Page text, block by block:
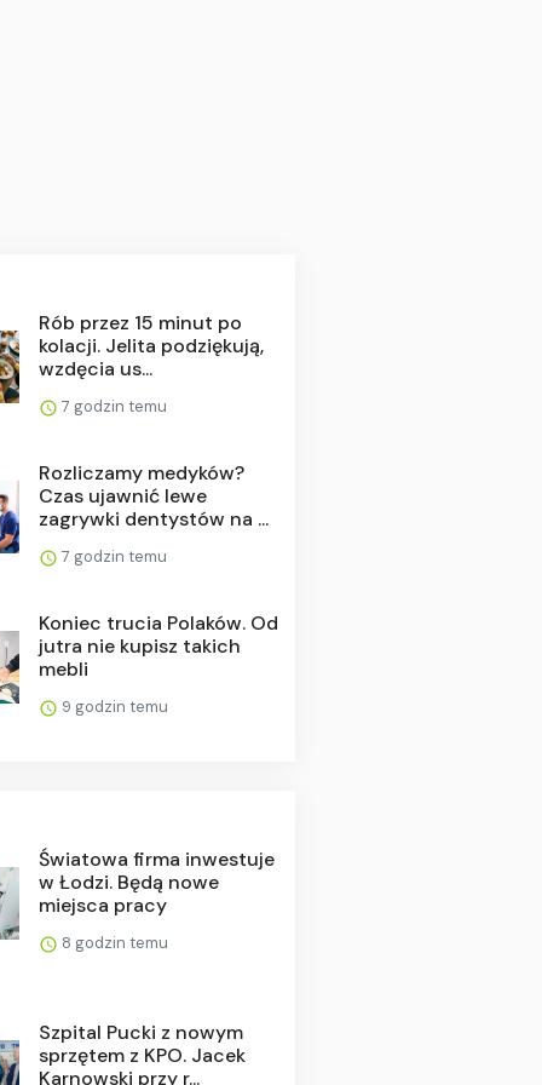
Rób przez 15 minut po
kolacji. Jelita podziękują,
wzdęcia us...
7 godzin temu
Rozliczamy medyków?
Czas ujawnić lewe
zagrywki dentystów na ...
7 godzin temu
Koniec trucia Polaków. Od
jutra nie kupisz takich
mebli
9 godzin temu
Światowa firma inwestuje
w Łodzi. Będą nowe
miejsca pracy
8 godzin temu
Szpital Pucki z nowym
sprzętem z KPO. Jacek
Karnowski przy r...